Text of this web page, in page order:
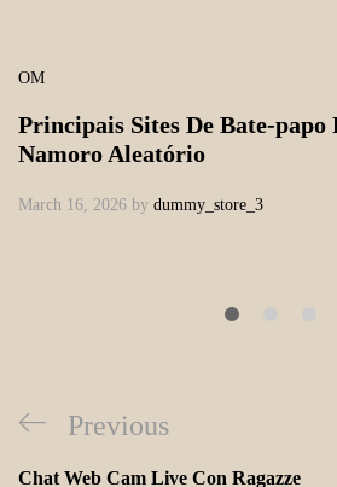
OM
Principais Sites De Bate-papo
Namoro Aleatório
March 16, 2026 by dummy_store_3
Previous
Chat Web Cam Live Con Ragazze